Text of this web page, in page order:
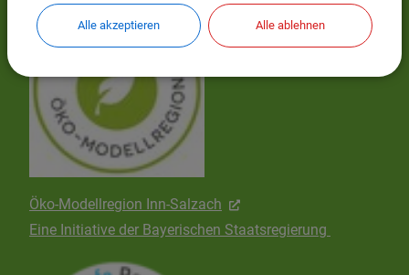
Öko-Modellregion Inn-Salzach
Eine Initiative der Bayerischen Staatsregierung
Alle akzeptieren Alle ablehnen